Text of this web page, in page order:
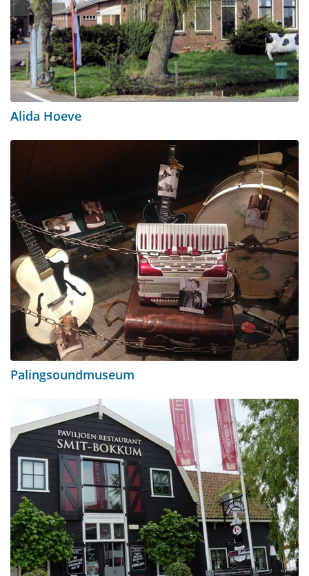
Alida Hoeve
Palingsoundmuseum